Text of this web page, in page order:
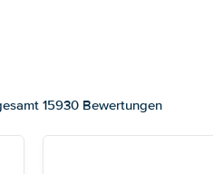
15930 Bewertungen